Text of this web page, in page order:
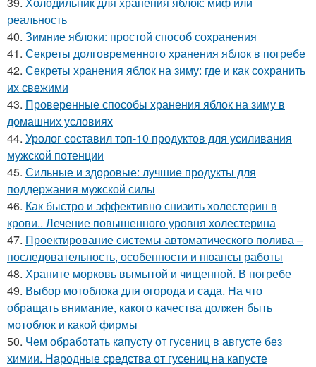
реальность
40. Зимние яблоки: простой способ сохранения
41. Секреты долговременного хранения яблок в погребе
42. Секреты хранения яблок на зиму: где и как сохранить
их свежими
43. Проверенные способы хранения яблок на зиму в
домашних условиях
44. Уролог составил топ-10 продуктов для усиливания
мужской потенции
45. Сильные и здоровые: лучшие продукты для
поддержания мужской силы
46. Как быстро и эффективно снизить холестерин в
крови.. Лечение повышенного уровня холестерина
47. Проектирование системы автоматического полива –
последовательность, особенности и нюансы работы
48. Храните морковь вымытой и чищенной. В погребе
49. Выбор мотоблока для огорода и сада. На что
обращать внимание, какого качества должен быть
мотоблок и какой фирмы
50. Чем обработать капусту от гусениц в августе без
химии. Народные средства от гусениц на капусте